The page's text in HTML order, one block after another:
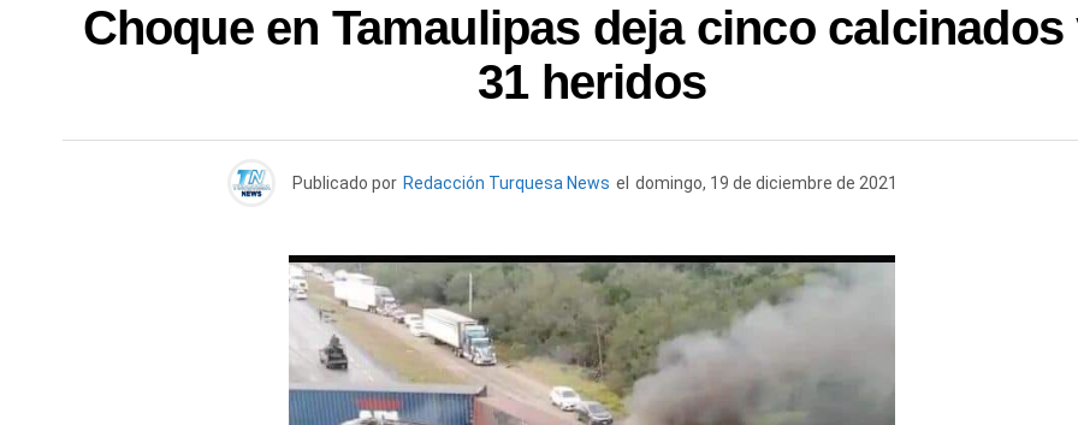
Choque en Tamaulipas deja cinco calcinados
31 heridos
Publicado por Redacción Turquesa News el domingo, 19 de diciembre de 2021